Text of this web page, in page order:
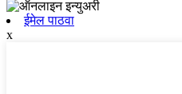
ईमेल पाठवा
x